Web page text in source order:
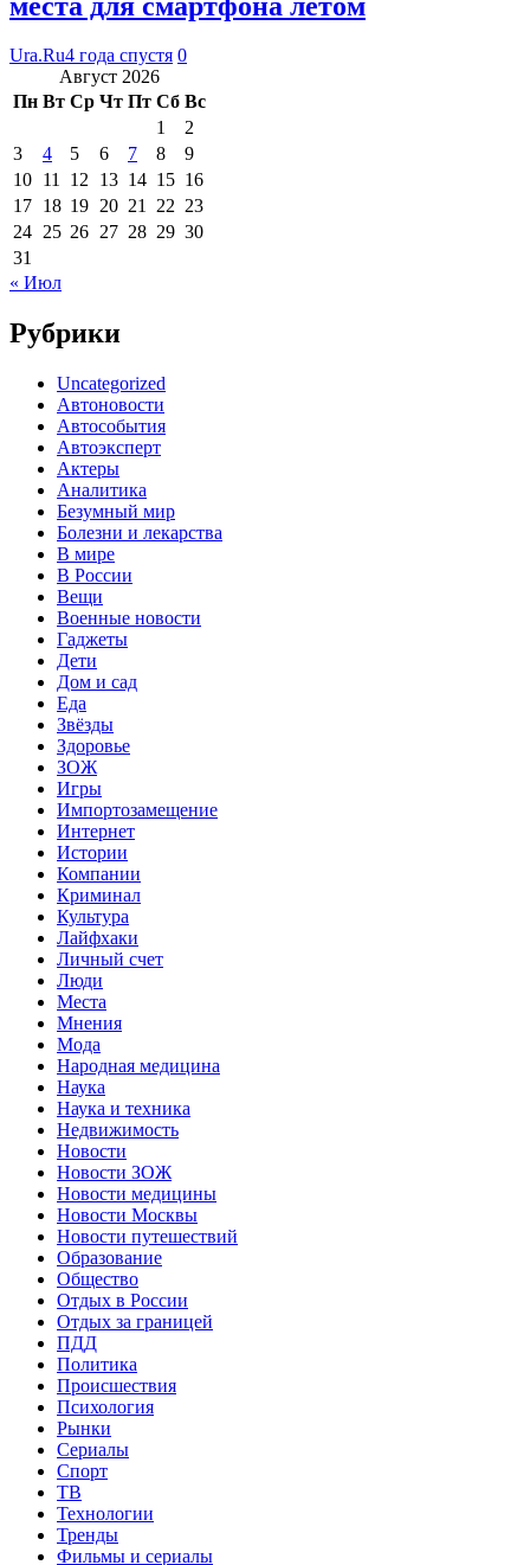
Ura.Ru4 года спустя 0
Август 2026
Пн Вт Ср Чт Пт Сб Вс
1
2
3
4 5 6 7 8
9
10 11 12 13 14 15 16
17 18 19 20 21 22 23
24 25 26 27 28 29 30
31
« Июл
Рубрики
Uncategorized
Автоновости
Автособытия
Автоэксперт
Актеры
Аналитика
Безумный мир
Болезни и лекарства
В мире
В России
Вещи
Военные новости
Гаджеты
Дети
Дом и сад
Еда
Звёзды
Здоровье
ЗОЖ
Игры
Импортозамещение
Интернет
Истории
Компании
Криминал
Культура
Лайфхаки
Личный счет
Люди
Места
Мнения
Мода
Народная медицина
Наука
Наука и техника
Недвижимость
Новости
Новости ЗОЖ
Новости медицины
Новости Москвы
Новости путешествий
Образование
Общество
Отдых в России
Отдых за границей
ПДД
Политика
Происшествия
Психология
Рынки
Сериалы
Спорт
ТВ
Технологии
Тренды
Фильмы и сериалы